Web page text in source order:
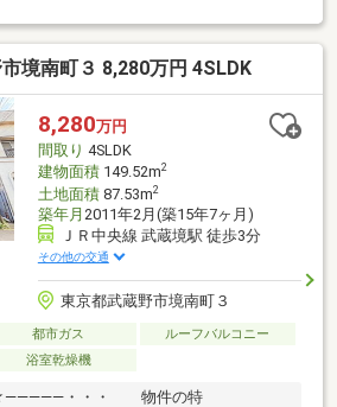
央線・西武多摩川線始発「武蔵境」駅
陽当たり良好！■2階リビングは3面採光
間♪■バルコニーが2カ所ありお洗濯に
安心のビルドインガレージ♪■小中校は
の通学にも安心の立地☆内装リフォー
・洗面室・トイレ・床・天井・クロ
境南町３ 8,280万円 4SLDK
8,280万円
間取り 4SLDK
建物面積149.52m2
土地面積87.53m2
築年月 2011年2月(築15年7ヶ月)
ＪＲ中央線 武蔵境駅 徒歩3分
その他の交通
東京都武蔵野市境南町３
都市ガス
ルーフバルコニー
浴室乾燥機
☆―――――・・・ 物件の特